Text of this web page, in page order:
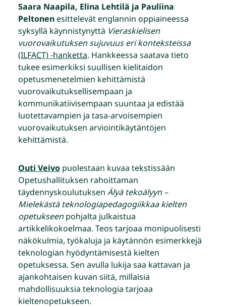
Saara Naapila, Elina Lehtilä ja Pauliina
Peltonenesittelevät englannin oppiaineessa
syksyllä käynnistynyttä Vieraskielisen
vuorovaikutuksen sujuvuus eri konteksteissa
(ILFACT) -hanketta. Hankkeessa saatava tieto
tukee esimerkiksi suullisen kielitaidon
opetusmenetelmien kehittämistä
vuorovaikutuksellisempaan ja
kommunikatiivisempaan suuntaa ja edistää
luotettavampien ja tasa-arvoisempien
vuorovaikutuksen arviointikäytäntöjen
kehittämistä.
Outi Veivo puolestaan kuvaa tekstissään
Opetushallituksen rahoittaman
täydennyskoulutuksen Älyä tekoälyyn –
Mielekästä teknologiapedagogiikkaa kielten
opetukseenpohjalta julkaistua
artikkelikokoelmaa. Teos tarjoaa monipuolisesti
näkökulmia, työkaluja ja käytännön esimerkkejä
teknologian hyödyntämisestä kielten
opetuksessa. Sen avulla lukija saa kattavan ja
ajankohtaisen kuvan siitä, millaisia
mahdollisuuksia teknologia tarjoaa
kieltenopetukseen.